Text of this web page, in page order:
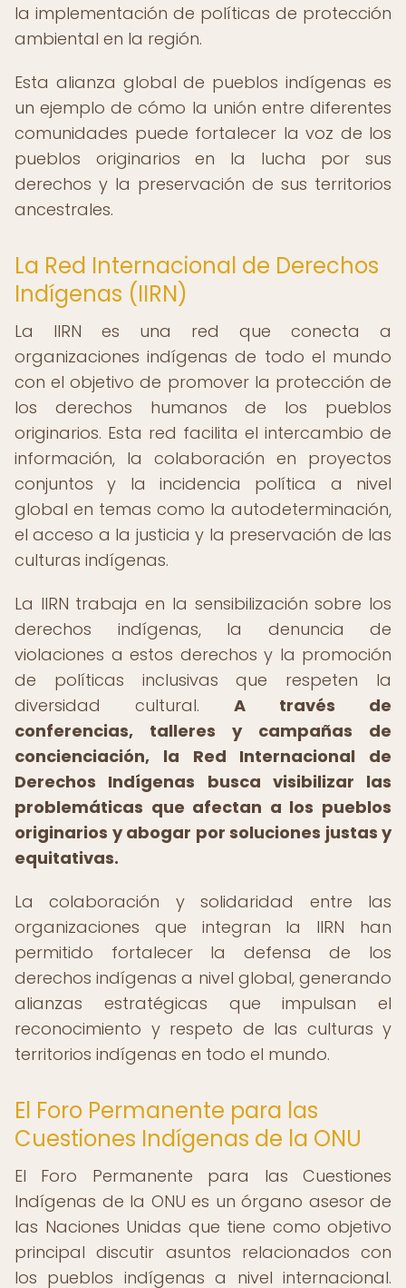
la implementación de políticas de protección
ambiental en la región.
Esta alianza global de pueblos indígenas es
un ejemplo de cómo la unión entre diferentes
comunidades puede fortalecer la voz de los
pueblos originarios en la lucha por sus
derechos y la preservación de sus territorios
ancestrales.
La Red Internacional de Derechos
Indígenas (IIRN)
La IIRN es una red que conecta a
organizaciones indígenas de todo el mundo
con el objetivo de promover la protección de
los derechos humanos de los pueblos
originarios. Esta red facilita el intercambio de
información, la colaboración en proyectos
conjuntos y la incidencia política a nivel
global en temas como la autodeterminación,
el acceso a la justicia y la preservación de las
culturas indígenas.
La IIRN trabaja en la sensibilización sobre los
derechos indígenas, la denuncia de
violaciones a estos derechos y la promoción
de políticas inclusivas que respeten la
diversidad cultural. A través de
conferencias, talleres y campañas de
concienciación, la Red Internacional de
Derechos Indígenas busca visibilizar las
problemáticas que afectan a los pueblos
originarios y abogar por soluciones justas y
equitativas.
La colaboración y solidaridad entre las
organizaciones que integran la IIRN han
permitido fortalecer la defensa de los
derechos indígenas a nivel global, generando
alianzas estratégicas que impulsan el
reconocimiento y respeto de las culturas y
territorios indígenas en todo el mundo.
El Foro Permanente para las
Cuestiones Indígenas de la ONU
El Foro Permanente para las Cuestiones
Indígenas de la ONU es un órgano asesor de
las Naciones Unidas que tiene como objetivo
principal discutir asuntos relacionados con
los pueblos indígenas a nivel internacional.